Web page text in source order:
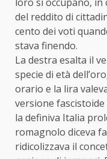
del reddito di
cento dei voti
stava finendo.
La destra esalta il
specie di età
orario e la lira
versione
la definiva Italia
romagnolo diceva
ridicolizzava il